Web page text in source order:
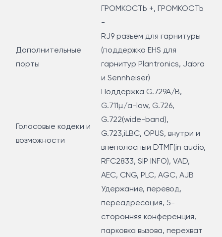
ГРОМКОСТЬ +, ГРОМКОСТЬ
-
Дополнительные
порты
RJ9 разъём для гарнитуры
(поддержка EHS для
гарнитур Plantronics, Jabra
и Sennheiser)
Голосовые кодеки и
возможности
Поддержка G.729A/B,
G.711µ/a-law, G.726,
G.722(wide-band),
G.723,iLBC, OPUS, внутри и
внеполосный DTMF(in audio,
RFC2833, SIP INFO), VAD,
AEC, CNG, PLC, AGC, AJB
Удержание, перевод,
переадресация, 5-
сторонняя конференция,
парковка вызова, перехват